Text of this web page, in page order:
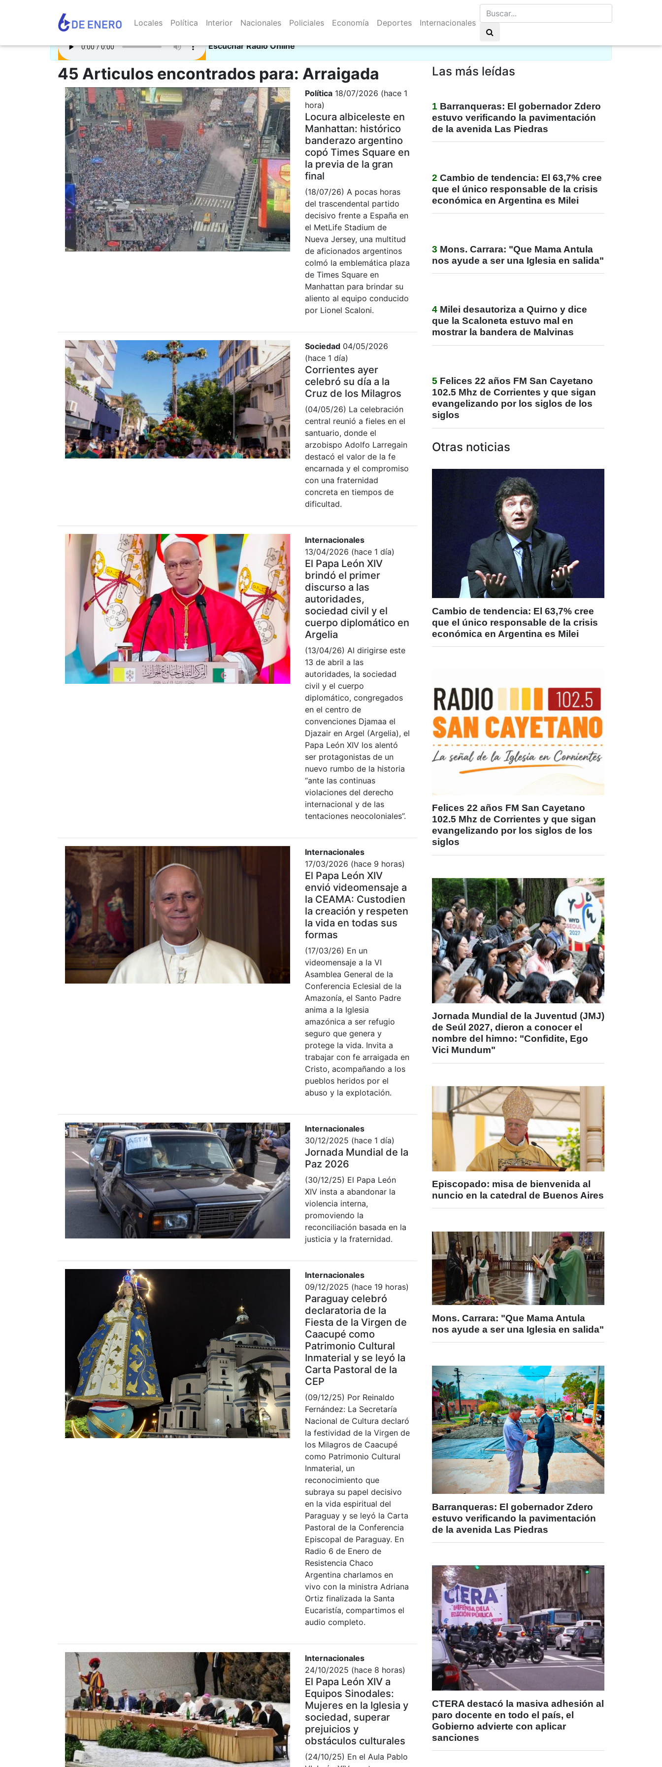
Locales Política Interior Nacionales Policiales Economía Deportes Internacionales
Escuchar Radio Online
45 Articulos encontrados para: Arraigada
Política 18/07/2026 (hace 1
hora)
Locura albiceleste en
Manhattan: histórico
banderazo argentino
copó Times Square en
la previa de la gran
final
(18/07/26) A pocas horas
del trascendental partido
decisivo frente a España en
el MetLife Stadium de
Nueva Jersey, una multitud
de aficionados argentinos
colmó la emblemática plaza
de Times Square en
Manhattan para brindar su
aliento al equipo conducido
por Lionel Scaloni.
Sociedad 04/05/2026
(hace 1 día)
Corrientes ayer
celebró su día a la
Cruz de los Milagros
(04/05/26) La celebración
central reunió a fieles en el
santuario, donde el
arzobispo Adolfo Larregain
destacó el valor de la fe
encarnada y el compromiso
con una fraternidad
concreta en tiempos de
dificultad.
Internacionales
13/04/2026 (hace 1 día)
El Papa León XIV
brindó el primer
discurso a las
autoridades,
sociedad civil y el
cuerpo diplomático en
Argelia
(13/04/26) Al dirigirse este
13 de abril a las
autoridades, la sociedad
civil y el cuerpo
diplomático, congregados
en el centro de
convenciones Djamaa el
Djazair en Argel (Argelia), el
Papa León XIV los alentó
ser protagonistas de un
nuevo rumbo de la historia
“ante las continuas
violaciones del derecho
internacional y de las
tentaciones neocoloniales”.
Internacionales
17/03/2026 (hace 9 horas)
El Papa León XIV
envió videomensaje a
la CEAMA: Custodien
la creación y respeten
la vida en todas sus
formas
(17/03/26) En un
videomensaje a la VI
Asamblea General de la
Conferencia Eclesial de la
Amazonía, el Santo Padre
anima a la Iglesia
amazónica a ser refugio
seguro que genera y
protege la vida. Invita a
trabajar con fe arraigada en
Cristo, acompañando a los
pueblos heridos por el
abuso y la explotación.
Internacionales
30/12/2025 (hace 1 día)
Jornada Mundial de la
Paz 2026
(30/12/25) El Papa León
XIV insta a abandonar la
violencia interna,
promoviendo la
reconciliación basada en la
justicia y la fraternidad.
Internacionales
09/12/2025 (hace 19 horas)
Paraguay celebró
declaratoria de la
Fiesta de la Virgen de
Caacupé como
Patrimonio Cultural
Inmaterial y se leyó la
Carta Pastoral de la
CEP
(09/12/25) Por Reinaldo
Fernández: La Secretaría
Nacional de Cultura declaró
la festividad de la Virgen de
los Milagros de Caacupé
como Patrimonio Cultural
Inmaterial, un
reconocimiento que
subraya su papel decisivo
en la vida espiritual del
Paraguay y se leyó la Carta
Pastoral de la Conferencia
Episcopal de Paraguay. En
Radio 6 de Enero de
Resistencia Chaco
Argentina charlamos en
vivo con la ministra Adriana
Ortiz finalizada la Santa
Eucaristía, compartimos el
audio completo.
Internacionales
24/10/2025 (hace 8 horas)
El Papa León XIV a
Equipos Sinodales:
Mujeres en la Iglesia y
sociedad, superar
prejuicios y
obstáculos culturales
(24/10/25) En el Aula Pablo
Las más leídas
1 Barranqueras: El gobernador Zdero
estuvo verificando la pavimentación
de la avenida Las Piedras
2 Cambio de tendencia: El 63,7% cree
que el único responsable de la crisis
económica en Argentina es Milei
3 Mons. Carrara: "Que Mama Antula
nos ayude a ser una Iglesia en salida"
4 Milei desautoriza a Quirno y dice
que la Scaloneta estuvo mal en
mostrar la bandera de Malvinas
5 Felices 22 años FM San Cayetano
102.5 Mhz de Corrientes y que sigan
evangelizando por los siglos de los
siglos
Otras noticias
Cambio de tendencia: El 63,7% cree
que el único responsable de la crisis
económica en Argentina es Milei
Felices 22 años FM San Cayetano
102.5 Mhz de Corrientes y que sigan
evangelizando por los siglos de los
siglos
Jornada Mundial de la Juventud (JMJ)
de Seúl 2027, dieron a conocer el
nombre del himno: "Confidite, Ego
Vici Mundum"
Episcopado: misa de bienvenida al
nuncio en la catedral de Buenos Aires
Mons. Carrara: "Que Mama Antula
nos ayude a ser una Iglesia en salida"
Barranqueras: El gobernador Zdero
estuvo verificando la pavimentación
de la avenida Las Piedras
CTERA destacó la masiva adhesión al
paro docente en todo el país, el
Gobierno advierte con aplicar
sanciones